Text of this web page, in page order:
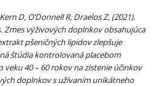
D, O’Donnell R, Draelos Z, (2021).
Zmes výživových doplnkov obsahujúca
pšeničných lipidov zlepšuje
štúdia kontrolovaná placebom
veku 40 – 60 rokov na zistenie účinkov
doplnkov s užívaním unikátneho